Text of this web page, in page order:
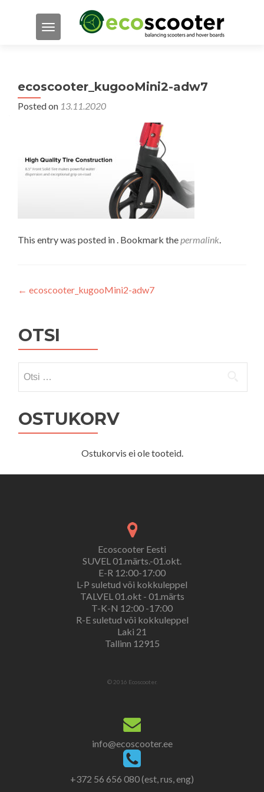
TOGGLE NAVIGATION
ecoscooter_kugooMini2-adw7
Posted on 13.11.2020
This entry was posted in . Bookmark thepermalink.
Navigeerimine
← ecoscooter_kugooMini2-adw7
OTSI
OSTUKORV
Ostukorvis ei ole tooteid.
Ecoscooter Eesti
SUVEL 01.märts.-01.okt.
E-R 12:00-17:00
L-P suletud või kokkuleppel
TALVEL 01.okt - 01.märts
T-K-N 12:00 -17:00
R-E suletud või kokkuleppel
Laki 21
Tallinn 12915
© 2016 Ecoscooter.
info@ecoscooter.ee
+372 56 656 080 (est, rus, eng)